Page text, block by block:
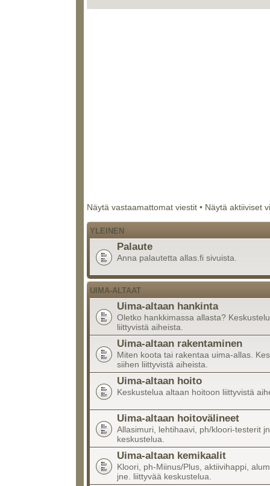
Näytä vastaamattomat viestit • Näytä aktiiviset
YLEINEN
Palaute
Anna palautetta allas.fi sivuista.
UIMA-ALTAAT
Uima-altaan hankinta
Oletko hankkimassa allasta?
liittyvistä aiheista.
Uima-altaan rakentaminen
Miten koota tai rakentaa uima-allas.
siihen liittyvistä aiheista.
Uima-altaan hoito
Keskustelua altaan hoitoon liittyvistä
Uima-altaan hoitovälineet
Allasimuri, lehtihaavi, ph/kloori-testerit
keskustelua.
Uima-altaan kemikaalit
Kloori, ph-Miinus/Plus, aktiivihappi,
jne. liittyvää keskustelua.